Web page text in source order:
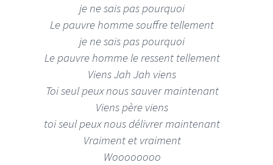
je ne sais pas pourquoi
Le pauvre homme souffre tellement
je ne sais pas pourquoi
Le pauvre homme le ressent tellement
Viens Jah Jah viens
Toi seul peux nous sauver maintenant
Viens père viens
toi seul peux nous délivrer maintenant
Vraiment et vraiment
Woooooooo